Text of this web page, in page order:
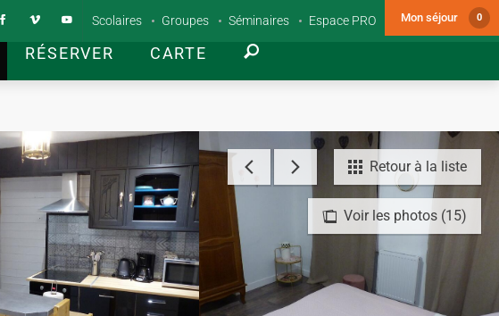
RÉSERVER CARTE
Scolaires Groupes Séminaires Espace PRO Mon séjour 0
Voir les photos (15)
Retour à la liste